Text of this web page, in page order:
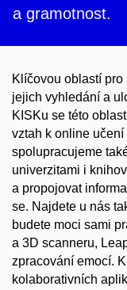
a gramotnost.
Klíčovou oblastí pro
jejich vyhledání a
KISKu se této
vztah k online
spolupracujeme
univerzitami i
a propojovat
se. Najdete u nás
budete moci sami
a 3D scanneru,
zpracování emocí.
kolaborativních